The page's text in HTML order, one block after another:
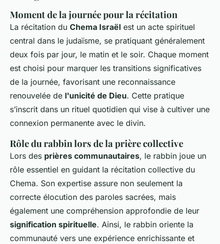
Moment de la journée pour la récitation
La récitation du Chema Israël est un acte spirituel
central dans le judaïsme, se pratiquant généralement
deux fois par jour, le matin et le soir. Chaque moment
est choisi pour marquer les transitions significatives
de la journée, favorisant une reconnaissance
renouvelée de l'unicité de Dieu. Cette pratique
s’inscrit dans un rituel quotidien qui vise à cultiver une
connexion permanente avec le divin.
Rôle du rabbin lors de la prière collective
Lors des prières communautaires, le rabbin joue un
rôle essentiel en guidant la récitation collective du
Chema. Son expertise assure non seulement la
correcte élocution des paroles sacrées, mais
également une compréhension approfondie de leur
signification spirituelle. Ainsi, le rabbin oriente la
communauté vers une expérience enrichissante et